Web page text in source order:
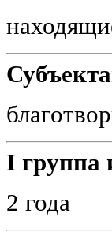
I группа
2 года